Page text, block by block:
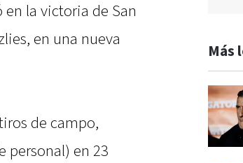
la victoria de San
en una nueva
de campo,
personal) en 23
Más